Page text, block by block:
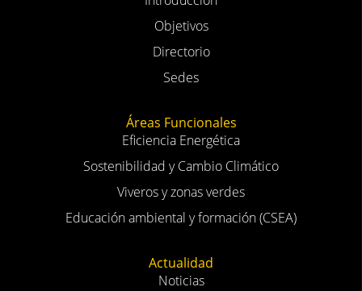
Objetivos
Directorio
Sedes
Áreas Funcionales
Eficiencia Energética
Sostenibilidad y Cambio Climático
Viveros y zonas verdes
Educación ambiental y formación (CSEA)
Actualidad
Noticias